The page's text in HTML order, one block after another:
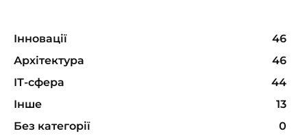
Інновації
46
Архітектура
46
ІТ-сфера
44
Інше
13
Без категорії
0